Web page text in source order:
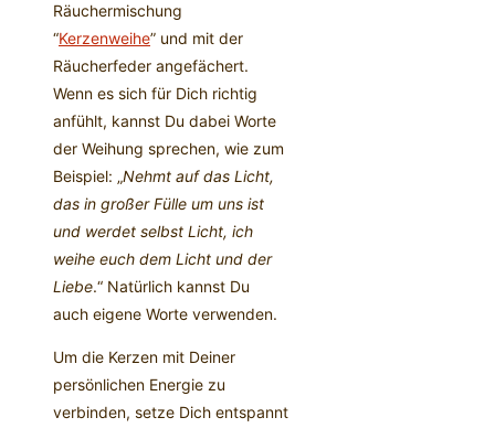
Räuchermischung
“Kerzenweihe” und mit der
Räucherfeder angefächert.
Wenn es sich für Dich richtig
anfühlt, kannst Du dabei Worte
der Weihung sprechen, wie zum
Beispiel: „Nehmt auf das Licht,
das in großer Fülle um uns ist
und werdet selbst Licht, ich
weihe euch dem Licht und der
Liebe.“ Natürlich kannst Du
auch eigene Worte verwenden.
Um die Kerzen mit Deiner
persönlichen Energie zu
verbinden, setze Dich entspannt